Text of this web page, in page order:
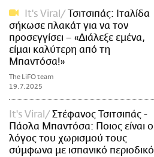
It's Viral
Τσιτσιπάς: Ιταλίδα
σήκωσε πλακάτ για να τον
προσεγγίσει – «Διάλεξε εμένα,
είμαι καλύτερη από τη
Μπαντόσα!»
The LiFO team
19.7.2025
It's Viral
Στέφανος Τσιτσιπάς -
Πάολα Μπαντόσα: Ποιος είναι ο
λόγος του χωρισμού τους
σύμφωνα με ισπανικό περιοδικό